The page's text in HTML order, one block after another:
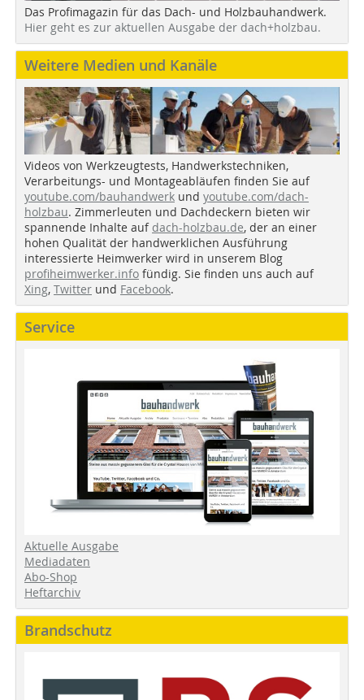
Das Profimagazin für das Dach- und Holzbauhandwerk.
Hier geht es zur aktuellen Ausgabe der dach+holzbau.
Weitere Medien und Kanäle
Videos von Werkzeugtests, Handwerkstechniken,
Verarbeitungs- und Montageabläufen finden Sie auf
youtube.com/bauhandwerk und youtube.com/dach-
holzbau. Zimmerleuten und Dachdeckern bieten wir
spannende Inhalte auf dach-holzbau.de, der an einer
hohen Qualität der handwerklichen Ausführung
interessierte Heimwerker wird in unserem Blog
profiheimwerker.info fündig. Sie finden uns auch auf
Xing, Twitter und Facebook.
Service
Aktuelle Ausgabe
Mediadaten
Abo-Shop
Heftarchiv
Brandschutz